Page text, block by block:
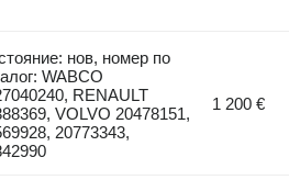
нов, номер по
WABCO
RENAULT
VOLVO 20478151,
20773343,
1 200 €